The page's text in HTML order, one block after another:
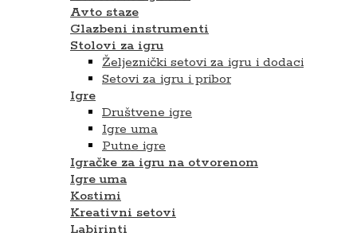
Avto staze
Glazbeni instrumenti
Stolovi za igru
Željeznički setovi za igru i dodaci
Setovi za igru ​​i pribor
Igre
Društvene igre
Igre uma
Putne igre
Igračke za igru na otvorenom
Igre uma
Kostimi
Kreativni setovi
Labirinti